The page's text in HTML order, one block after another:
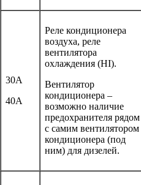
30А
40A
Реле кондиционера
воздуха, реле
вентилятора
охлаждения (HI).
Вентилятор
кондиционера –
возможно наличие
предохранителя рядом
с самим вентилятором
кондиционера (под
ним) для дизелей.